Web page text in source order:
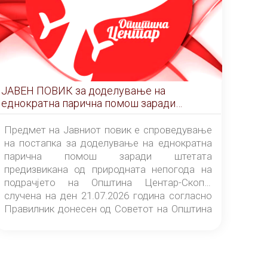
ЈАВЕН ПОВИК за доделување на
еднократна парична помош заради
штетата предизвикана од природната
непогода на подрачјето на Општина
Центар-Скопје случена на ден 21.07.2026
година
Предмет на Јавниот повик е спроведување
на постапка за доделување на еднократна
парична помош заради штетата
предизвикана од природната непогода на
подрачјето на Општина Центар-Скопје
случена на ден 21.07.2026 година согласно
Правилник донесен од Советот на Општина